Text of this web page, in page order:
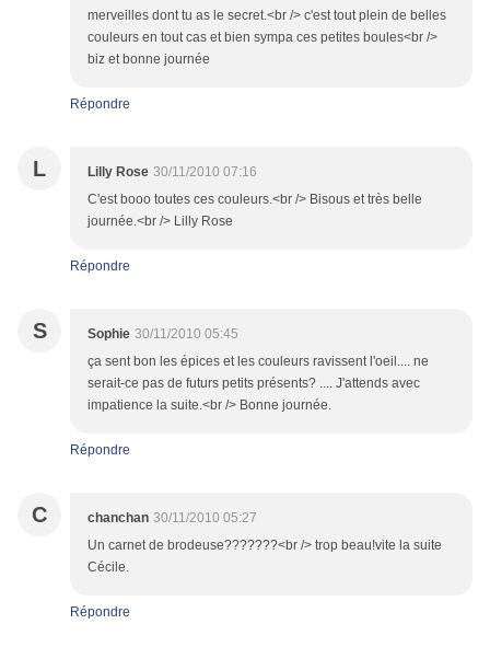
merveilles dont tu as le secret.<br /> c'est tout plein de belles
couleurs en tout cas et bien sympa ces petites boules<br />
biz et bonne journée
Répondre
L Lilly Rose 30/11/2010 07:16
C'est booo toutes ces couleurs.<br /> Bisous et très belle
journée.<br /> Lilly Rose
Répondre
S Sophie 30/11/2010 05:45
ça sent bon les épices et les couleurs ravissent l'oeil.... ne
serait-ce pas de futurs petits présents? .... J'attends avec
impatience la suite.<br /> Bonne journée.
Répondre
C chanchan 30/11/2010 05:27
Un carnet de brodeuse???????<br /> trop beau!vite la suite
Cécile.
Répondre